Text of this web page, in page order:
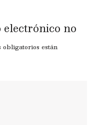
no
obligatorios están